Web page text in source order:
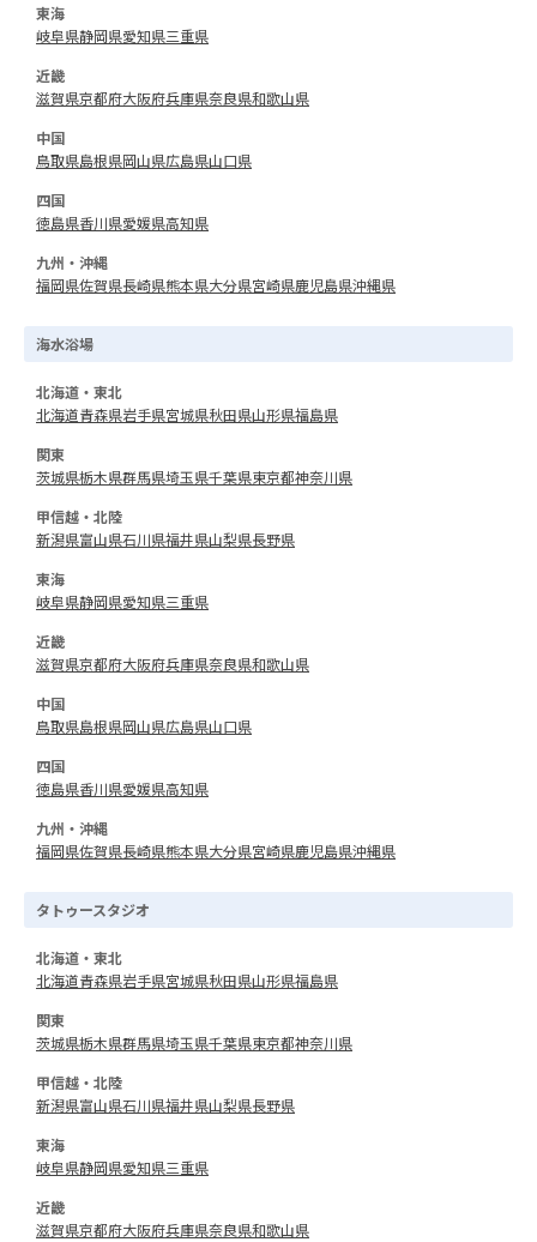
東海
岐阜県静岡県愛知県三重県
近畿
滋賀県京都府大阪府兵庫県奈良県和歌山県
中国
鳥取県島根県岡山県広島県山口県
四国
徳島県香川県愛媛県高知県
九州・沖縄
福岡県佐賀県長崎県熊本県大分県宮崎県鹿児島県沖縄県
海水浴場
北海道・東北
北海道青森県岩手県宮城県秋田県山形県福島県
関東
茨城県栃木県群馬県埼玉県千葉県東京都神奈川県
甲信越・北陸
新潟県富山県石川県福井県山梨県長野県
東海
岐阜県静岡県愛知県三重県
近畿
滋賀県京都府大阪府兵庫県奈良県和歌山県
中国
鳥取県島根県岡山県広島県山口県
四国
徳島県香川県愛媛県高知県
九州・沖縄
福岡県佐賀県長崎県熊本県大分県宮崎県鹿児島県沖縄県
タトゥースタジオ
北海道・東北
北海道青森県岩手県宮城県秋田県山形県福島県
関東
茨城県栃木県群馬県埼玉県千葉県東京都神奈川県
甲信越・北陸
新潟県富山県石川県福井県山梨県長野県
東海
岐阜県静岡県愛知県三重県
近畿
滋賀県京都府大阪府兵庫県奈良県和歌山県